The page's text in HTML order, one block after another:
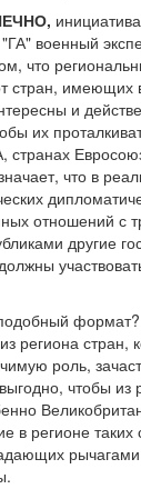
военный
что
стран, имеющих
и
их
что в
отношений с
другие
региона стран,
роль,
чтобы из
в регионе